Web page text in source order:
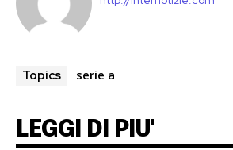
Topics serie a
LEGGI DI PIU'